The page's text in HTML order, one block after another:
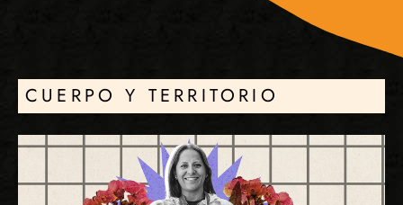
CUERPO Y TERRITORIO